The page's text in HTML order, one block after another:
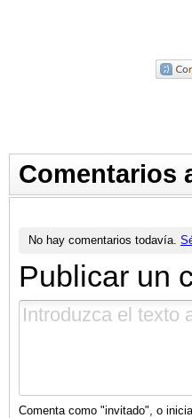
Comentarios
No hay comentarios todavía.
Publicar un
Comenta como "invitado", o